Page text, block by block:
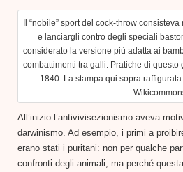
Il “nobile” sport del cock-throw
e lanciargli contro degli speciali
considerato la versione più adatta ai
combattimenti tra galli. Pratiche di
1840. La stampa qui sopra
All’inizio l’antivivisezionismo aveva
darwinismo. Ad esempio, i primi a
erano stati i puritani: non per qualche
confronti degli animali, ma perché